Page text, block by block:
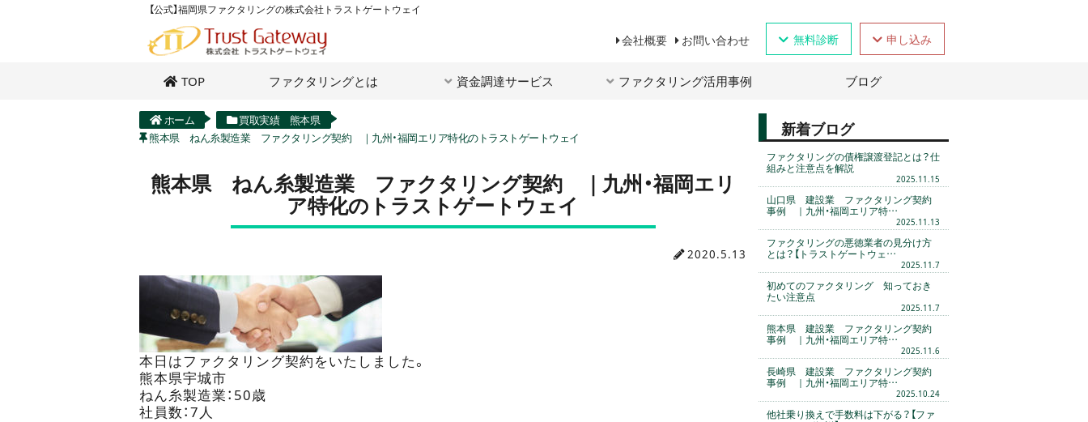
【公式】福岡県ファクタリングの株式会社トラストゲートウェイ
無料診断 申し込み
会社概要 お問い合わせ
TOP ファクタリングとは 資金調達サービス ファクタリング活用事例 ブログ
ホーム
買取実績 熊本県
熊本県 ねん糸製造業 ファクタリング契約 ｜九州・福岡エリア特化のトラストゲートウェイ
熊本県 ねん糸製造業 ファクタリング契約 ｜九州・福岡エリ
ア特化のトラストゲートウェイ
2020.5.13
本日はファクタリング契約をいたしました。
熊本県宇城市
ねん糸製造業：50歳
社員数：7人
新着ブログ
ファクタリングの債権譲渡登記とは？仕
組みと注意点を解説
2025.11.15
山口県 建設業 ファクタリング契約
事例 ｜九州・福岡エリア特…
2025.11.13
ファクタリングの悪徳業者の見分け方
とは？【トラストゲートウェ…
2025.11.7
初めてのファクタリング 知っておき
たい注意点
2025.11.7
熊本県 建設業 ファクタリング契約
事例 ｜九州・福岡エリア特…
2025.11.6
長崎県 建設業 ファクタリング契約
事例 ｜九州・福岡エリア特…
2025.10.24
他社乗り換えで手数料は下がる？【ファ